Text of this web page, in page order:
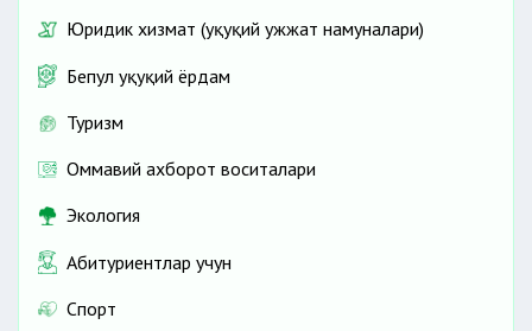
Юридик хизмат (ҳуқуқий ҳужжат намуналари)
Бепул ҳуқуқий ёрдам
Туризм
Оммавий ахборот воситалари
Экология
Абитуриентлар учун
Спорт